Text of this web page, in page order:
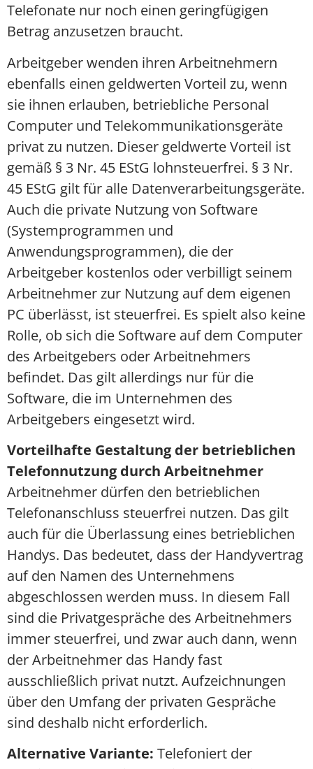
Telefonate nur noch einen geringfügigen
Betrag anzusetzen braucht.
Arbeitgeber wenden ihren Arbeitnehmern
ebenfalls einen geldwerten Vorteil zu, wenn
sie ihnen erlauben, betriebliche Personal
Computer und Telekommunikationsgeräte
privat zu nutzen. Dieser geldwerte Vorteil ist
gemäß § 3 Nr. 45 EStG lohnsteuerfrei. § 3 Nr.
45 EStG gilt für alle Datenverarbeitungsgeräte.
Auch die private Nutzung von Software
(Systemprogrammen und
Anwendungsprogrammen), die der
Arbeitgeber kostenlos oder verbilligt seinem
Arbeitnehmer zur Nutzung auf dem eigenen
PC überlässt, ist steuerfrei. Es spielt also keine
Rolle, ob sich die Software auf dem Computer
des Arbeitgebers oder Arbeitnehmers
befindet. Das gilt allerdings nur für die
Software, die im Unternehmen des
Arbeitgebers eingesetzt wird.
Vorteilhafte Gestaltung der betrieblichen
Telefonnutzung durch Arbeitnehmer
Arbeitnehmer dürfen den betrieblichen
Telefonanschluss steuerfrei nutzen. Das gilt
auch für die Überlassung eines betrieblichen
Handys. Das bedeutet, dass der Handyvertrag
auf den Namen des Unternehmens
abgeschlossen werden muss. In diesem Fall
sind die Privatgespräche des Arbeitnehmers
immer steuerfrei, und zwar auch dann, wenn
der Arbeitnehmer das Handy fast
ausschließlich privat nutzt. Aufzeichnungen
über den Umfang der privaten Gespräche
sind deshalb nicht erforderlich.
Alternative Variante: Telefoniert der